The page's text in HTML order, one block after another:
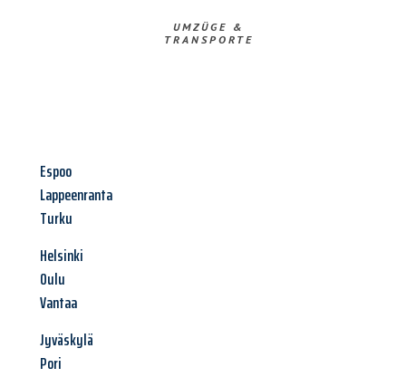
UMZÜGE &
TRANSPORTE
Espoo
Lappeenranta
Turku
Helsinki
Oulu
Vantaa
Jyväskylä
Pori